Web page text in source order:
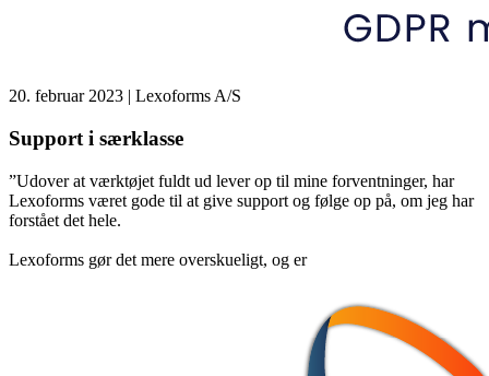
20. februar 2023 | Lexoforms A/S
Support i særklasse
”Udover at værktøjet fuldt ud lever op til mine forventninger, har
Lexoforms været gode til at give support og følge op på, om jeg har
forstået det hele.
Lexoforms gør det mere overskueligt, og er